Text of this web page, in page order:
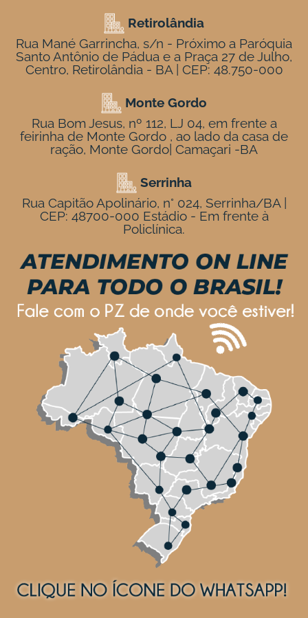
Retirolândia
Rua Mané Garrincha, s/n - Próximo a Paróquia
Santo Antônio de Pádua e a Praça 27 de Julho,
Centro, Retirolândia - BA | CEP: 48.750-000
Monte Gordo
Rua Bom Jesus, nº 112, LJ 04, em frente a
feirinha de Monte Gordo , ao lado da casa de
ração, Monte Gordo| Camaçari -BA
Serrinha
Rua Capitão Apolinário, n° 024, Serrinha/BA |
CEP: 48700-000 Estádio - Em frente à
Policlínica.